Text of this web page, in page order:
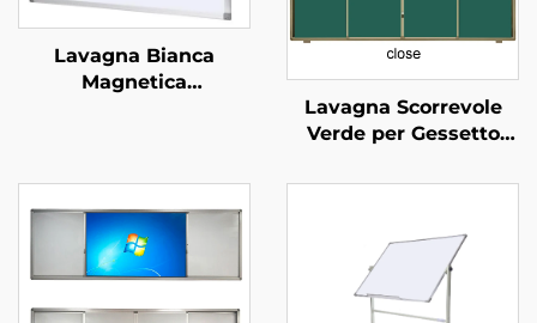
Lavagna Bianca
Magnetica
Ufficio Aula
Lavagna Scorrevole
Verde per Gessetto
Scolastiche